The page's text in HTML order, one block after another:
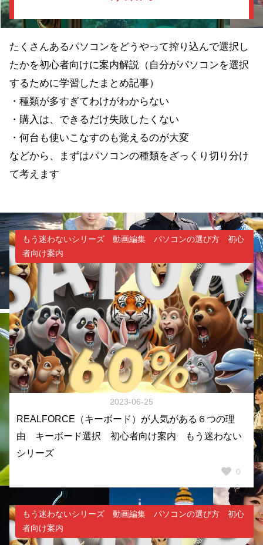
たくさんあるパソコンをどうやって搾り込んで選択し
たかを初心者向けに案内解説（自分がパソコンを選択
するために学習したまとめ記事）
・種類が多すぎてわけがわからない
・購入は、できるだけ失敗したくない
・何台も使いこなすのも覚えるのが大変
などから、まずはパソコンの種類をざっくり切り分け
て考えます
もう迷わないシリーズ 動画編集 パソコンの選び方 初心
者向け案内
2023-06-25
REALFORCE（キーボード）が人気がある６つの理
由 キーボード選択 初心者向け案内 もう迷わない
シリーズ
0
もう迷わないシリーズ 動画編集 パソコンの選び方 初心
者向け案内